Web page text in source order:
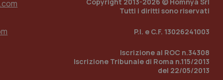
Tutti i diritti sono riservati
P.I. e C.F. 13026241003
Iscrizione al ROC n.34308
Iscrizione Tribunale di Roma n.115/2013
del 22/05/2013
con identity